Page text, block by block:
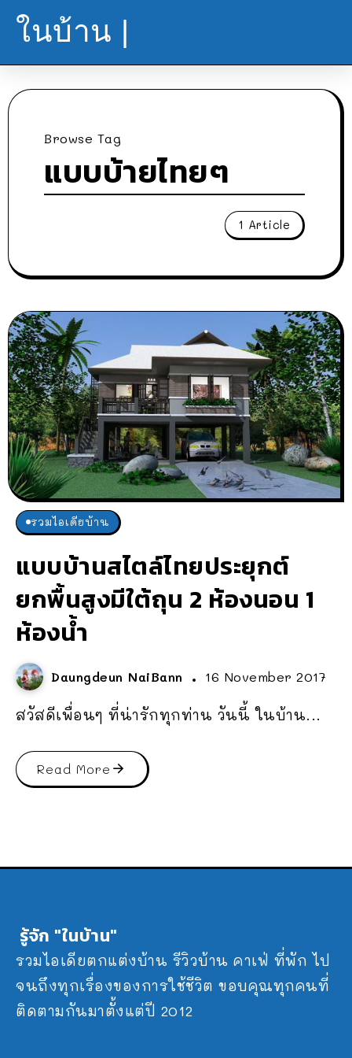
ในบ้าน |
Browse Tag
แบบบ้ายไทยๆ
1 Article
รวมไอเดียบ้าน
แบบบ้านสไตล์ไทยประยุกต์
ยกพื้นสูงมีใต้ถุน 2 ห้องนอน 1
ห้องน้ำ
Daungdeun NaiBann 16 November 2017
สวัสดีเพื่อนๆ ที่น่ารักทุกท่าน วันนี้ ในบ้าน...
Read More
รู้จัก "ในบ้าน"
รวมไอเดียตกแต่งบ้าน รีวิวบ้าน คาเฟ่ ที่พัก ไป
จนถึงทุกเรื่องของการใช้ชีวิต ขอบคุณทุกคนที่
ติดตามกันมาตั้งแต่ปี 2012